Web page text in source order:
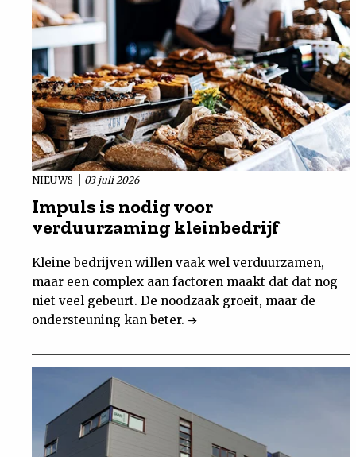
NIEUWS 03 juli 2026
Impuls is nodig voor
verduurzaming kleinbedrijf
Kleine bedrijven willen vaak wel verduurzamen,
maar een complex aan factoren maakt dat dat nog
niet veel gebeurt. De noodzaak groeit, maar de
ondersteuning kan beter.